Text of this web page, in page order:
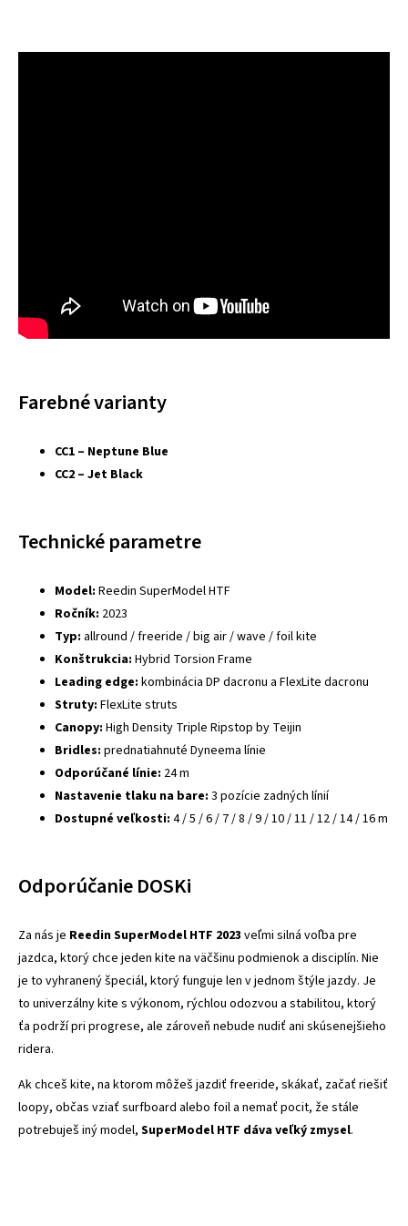
Farebné varianty
CC1 – Neptune Blue
CC2 – Jet Black
Technické parametre
Model: Reedin SuperModel HTF
Ročník: 2023
Typ: allround / freeride / big air / wave / foil kite
Konštrukcia: Hybrid Torsion Frame
Leading edge: kombinácia DP dacronu a FlexLite dacronu
Struty: FlexLite struts
Canopy: High Density Triple Ripstop by Teijin
Bridles: prednatiahnuté Dyneema línie
Odporúčané línie: 24 m
Nastavenie tlaku na bare: 3 pozície zadných línií
Dostupné veľkosti: 4 / 5 / 6 / 7 / 8 / 9 / 10 / 11 / 12 / 14 / 16 m
Odporúčanie DOSKi
Za nás je Reedin SuperModel HTF 2023 veľmi silná voľba pre
jazdca, ktorý chce jeden kite na väčšinu podmienok a disciplín. Nie
je to vyhranený špeciál, ktorý funguje len v jednom štýle jazdy. Je
to univerzálny kite s výkonom, rýchlou odozvou a stabilitou, ktorý
ťa podrží pri progrese, ale zároveň nebude nudiť ani skúsenejšieho
ridera.
Ak chceš kite, na ktorom môžeš jazdiť freeride, skákať, začať riešiť
loopy, občas vziať surfboard alebo foil a nemať pocit, že stále
potrebuješ iný model, SuperModel HTF dáva veľký zmysel.